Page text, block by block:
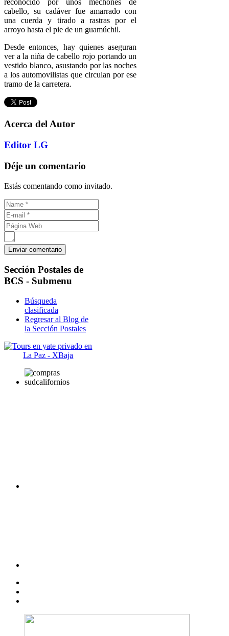
cabello, su cadáver fue amarrado con
una cuerda y tirado a rastras por el
arroyo hasta el pie de un guamúchil.
Desde entonces, hay quienes aseguran
ver a la niña de cabello rojo portando un
vestido blanco, asustando por las noches
a los automovilistas que circulan por ese
tramo de la carretera.
Acerca del Autor
Editor LG
Déje un comentario
Estás comentando como invitado.
Sección Postales de
BCS - Submenu
Búsqueda
clasificada
Regresar al Blog de
la Sección Postales